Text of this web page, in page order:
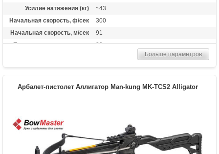
Усилие натяжения (кг)
~43
Начальная скорость, ф/сек
300
Начальная скорость, м/сек
91
Прицельная дальность, м
30
6,5 дюймов (16,5 см)
Размах плечей (см)
21,5
Масса (кг)
Назначение
Развлечение, охота
Больше параметров
Арбалет-пистолет Аллигатор Man-kung MK-TCS2 Alligator